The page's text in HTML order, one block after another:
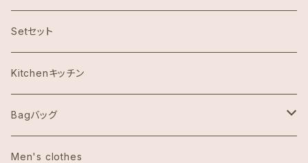
ハワイ限定スヌーピー
Abercrombie & Fitch アバクロンビー
Aulani Disneyアウラニディズニー
Anthoropologieアンソロポロジー
Setセット
Kitchenキッチン
Bagバッグ
tote bag トートバッグ
Men's clothes